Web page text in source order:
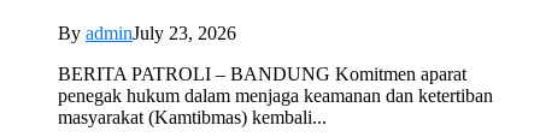
By adminJuly 23, 2026
BERITA PATROLI – BANDUNG Komitmen aparat
penegak hukum dalam menjaga keamanan dan ketertiban
masyarakat (Kamtibmas) kembali...